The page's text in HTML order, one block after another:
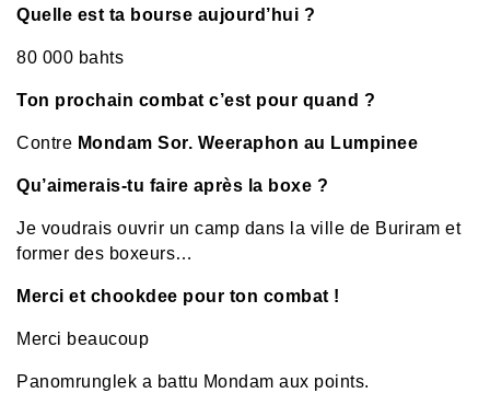
Quelle est ta bourse aujourd’hui ?
80 000 bahts
Ton prochain combat c’est pour quand ?
Contre Mondam Sor. Weeraphon au Lumpinee
Qu’aimerais-tu faire après la boxe ?
Je voudrais ouvrir un camp dans la ville de Buriram et
former des boxeurs…
Merci et chookdee pour ton combat !
Merci beaucoup
Panomrunglek a battu Mondam aux points.